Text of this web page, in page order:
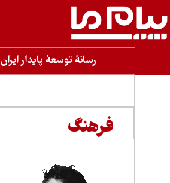
رسانۀ توسعۀ پایدار ایران
فرهنگ